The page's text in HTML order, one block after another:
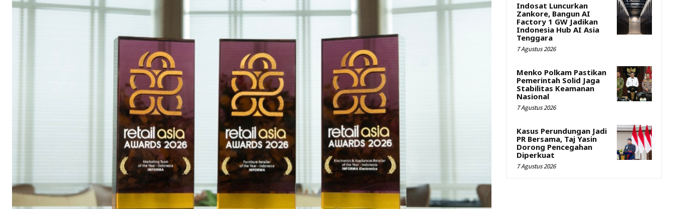
Indosat Luncurkan
Zankore, Bangun AI
Factory 1 GW Jadikan
Indonesia Hub AI Asia
Tenggara
7 Agustus 2026
Menko Polkam Pastikan
Pemerintah Solid Jaga
Stabilitas Keamanan
Nasional
7 Agustus 2026
Kasus Perundungan Jadi
PR Bersama, Taj Yasin
Dorong Pencegahan
Diperkuat
7 Agustus 2026